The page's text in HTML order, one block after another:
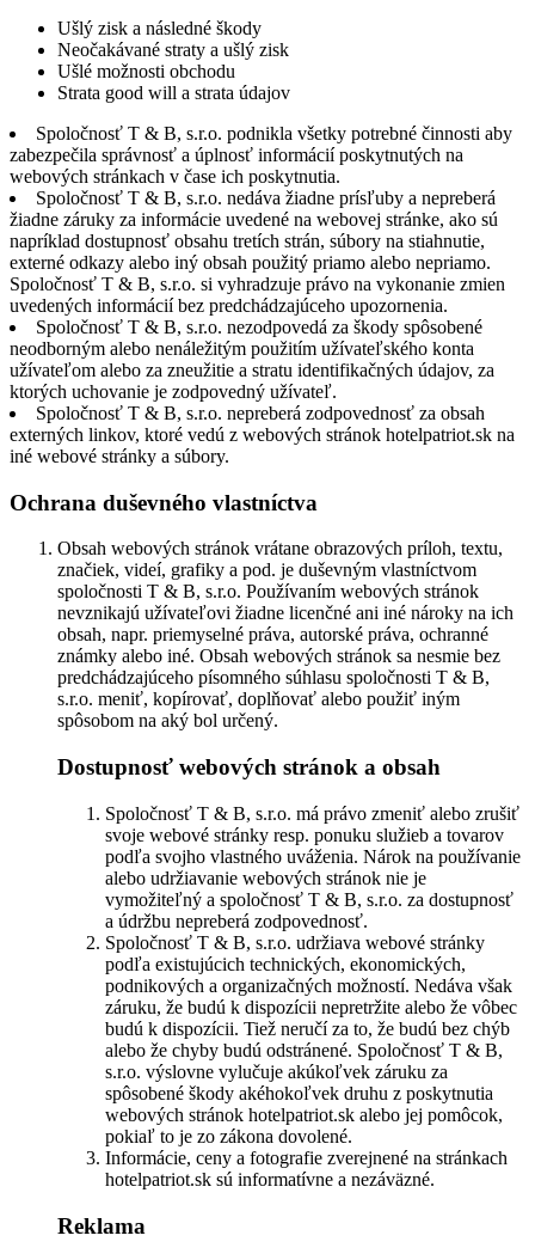
Ušlý zisk a následné škody
Neočakávané straty a ušlý zisk
Ušlé možnosti obchodu
Strata good will a strata údajov
Spoločnosť T & B, s.r.o. podnikla všetky potrebné činnosti aby
zabezpečila správnosť a úplnosť informácií poskytnutých na
webových stránkach v čase ich poskytnutia.
Spoločnosť T & B, s.r.o. nedáva žiadne prísľuby a nepreberá
žiadne záruky za informácie uvedené na webovej stránke, ako sú
napríklad dostupnosť obsahu tretích strán, súbory na stiahnutie,
externé odkazy alebo iný obsah použitý priamo alebo nepriamo.
Spoločnosť T & B, s.r.o. si vyhradzuje právo na vykonanie zmien
uvedených informácií bez predchádzajúceho upozornenia.
Spoločnosť T & B, s.r.o. nezodpovedá za škody spôsobené
neodborným alebo nenáležitým použitím užívateľského konta
užívateľom alebo za zneužitie a stratu identifikačných údajov, za
ktorých uchovanie je zodpovedný užívateľ.
Spoločnosť T & B, s.r.o. nepreberá zodpovednosť za obsah
externých linkov, ktoré vedú z webových stránok hotelpatriot.sk na
iné webové stránky a súbory.
Ochrana duševného vlastníctva
Obsah webových stránok vrátane obrazových príloh, textu,
značiek, videí, grafiky a pod. je duševným vlastníctvom
spoločnosti T & B, s.r.o. Používaním webových stránok
nevznikajú užívateľovi žiadne licenčné ani iné nároky na ich
obsah, napr. priemyselné práva, autorské práva, ochranné
známky alebo iné. Obsah webových stránok sa nesmie bez
predchádzajúceho písomného súhlasu spoločnosti T & B,
s.r.o. meniť, kopírovať, doplňovať alebo použiť iným
spôsobom na aký bol určený.
Dostupnosť webových stránok a obsah
Spoločnosť T & B, s.r.o. má právo zmeniť alebo zrušiť
svoje webové stránky resp. ponuku služieb a tovarov
podľa svojho vlastného uváženia. Nárok na používanie
alebo udržiavanie webových stránok nie je
vymožiteľný a spoločnosť T & B, s.r.o. za dostupnosť
a údržbu nepreberá zodpovednosť.
Spoločnosť T & B, s.r.o. udržiava webové stránky
podľa existujúcich technických, ekonomických,
podnikových a organizačných možností. Nedáva však
záruku, že budú k dispozícii nepretržite alebo že vôbec
budú k dispozícii. Tiež neručí za to, že budú bez chýb
alebo že chyby budú odstránené. Spoločnosť T & B,
s.r.o. výslovne vylučuje akúkoľvek záruku za
spôsobené škody akéhokoľvek druhu z poskytnutia
webových stránok hotelpatriot.sk alebo jej pomôcok,
pokiaľ to je zo zákona dovolené.
Informácie, ceny a fotografie zverejnené na stránkach
hotelpatriot.sk sú informatívne a nezáväzné.
Reklama